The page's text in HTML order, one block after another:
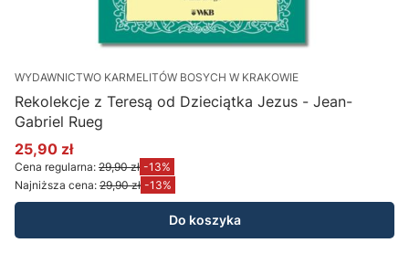
WYDAWNICTWO KARMELITÓW BOSYCH W KRAKOWIE
Rekolekcje z Teresą od Dzieciątka Jezus - Jean-
Gabriel Rueg
Cena promocyjna
25,90 zł
Cena regularna: 29,90 zł -13%
Najniższa cena: 29,90 zł -13%
Do koszyka